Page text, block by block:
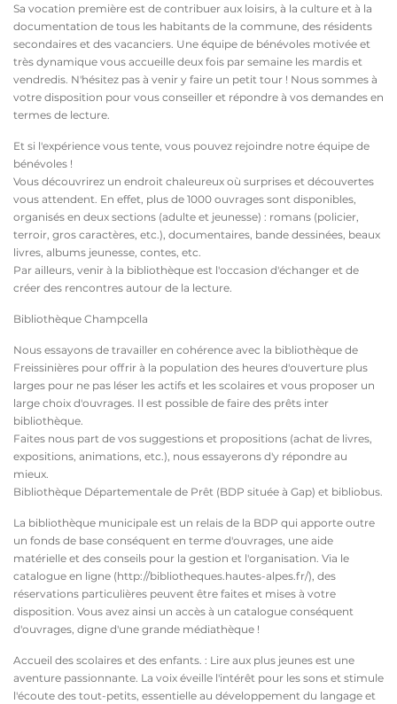
Sa vocation première est de contribuer aux loisirs, à la culture et à la
documentation de tous les habitants de la commune, des résidents
secondaires et des vacanciers. Une équipe de bénévoles motivée et
très dynamique vous accueille deux fois par semaine les mardis et
vendredis. N'hésitez pas à venir y faire un petit tour ! Nous sommes à
votre disposition pour vous conseiller et répondre à vos demandes en
termes de lecture.
Et si l'expérience vous tente, vous pouvez rejoindre notre équipe de
bénévoles !
Vous découvrirez un endroit chaleureux où surprises et découvertes
vous attendent. En effet, plus de 1000 ouvrages sont disponibles,
organisés en deux sections (adulte et jeunesse) : romans (policier,
terroir, gros caractères, etc.), documentaires, bande dessinées, beaux
livres, albums jeunesse, contes, etc.
Par ailleurs, venir à la bibliothèque est l'occasion d'échanger et de
créer des rencontres autour de la lecture.
Bibliothèque Champcella
Nous essayons de travailler en cohérence avec la bibliothèque de
Freissinières pour offrir à la population des heures d'ouverture plus
larges pour ne pas léser les actifs et les scolaires et vous proposer un
large choix d'ouvrages. Il est possible de faire des prêts inter
bibliothèque.
Faites nous part de vos suggestions et propositions (achat de livres,
expositions, animations, etc.), nous essayerons d'y répondre au
mieux.
Bibliothèque Départementale de Prêt (BDP située à Gap) et bibliobus.
La bibliothèque municipale est un relais de la BDP qui apporte outre
un fonds de base conséquent en terme d'ouvrages, une aide
matérielle et des conseils pour la gestion et l'organisation. Via le
catalogue en ligne (http://bibliotheques.hautes-alpes.fr/), des
réservations particulières peuvent être faites et mises à votre
disposition. Vous avez ainsi un accès à un catalogue conséquent
d'ouvrages, digne d'une grande médiathèque !
Accueil des scolaires et des enfants. : Lire aux plus jeunes est une
aventure passionnante. La voix éveille l'intérêt pour les sons et stimule
l'écoute des tout-petits, essentielle au développement du langage et